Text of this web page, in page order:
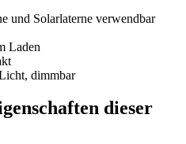
und Solarlaterne verwendbar
Laden
dimmbar
dieser